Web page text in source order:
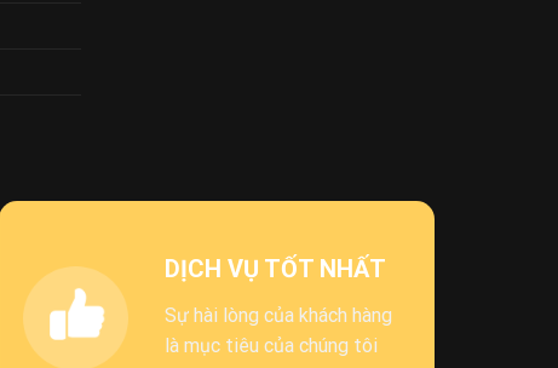
DỊCH VỤ TỐT NHẤT
Sự hài lòng của khách hàng
là mục tiêu của chúng tôi